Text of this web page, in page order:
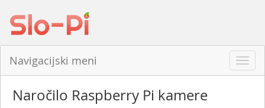
Odpri
Navigacijski meni
Naročilo Raspberry Pi kamere